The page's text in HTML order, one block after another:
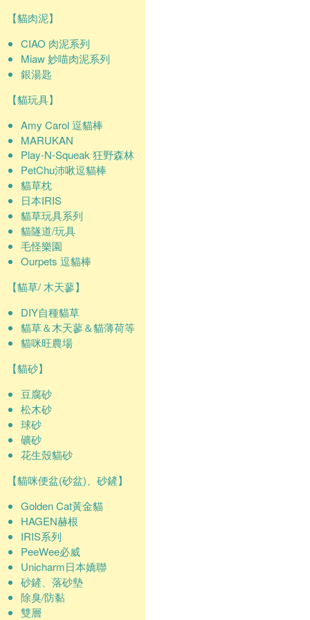
【貓肉泥】
CIAO 肉泥系列
Miaw 妙喵肉泥系列
銀湯匙
【貓玩具】
Amy Carol 逗貓棒
MARUKAN
Play-N-Squeak 狂野森林
PetChu沛啾逗貓棒
貓草枕
日本IRIS
貓草玩具系列
貓隧道/玩具
毛怪樂園
Ourpets 逗貓棒
【貓草/ 木天蓼】
DIY自種貓草
貓草＆木天蓼＆貓薄荷等
貓咪旺農場
【貓砂】
豆腐砂
松木砂
球砂
礦砂
花生殼貓砂
【貓咪便盆(砂盆)、砂鏟】
Golden Cat黃金貓
HAGEN赫根
IRIS系列
PeeWee必威
Unicharm日本嬌聯
砂鏟、落砂墊
除臭/防黏
雙層